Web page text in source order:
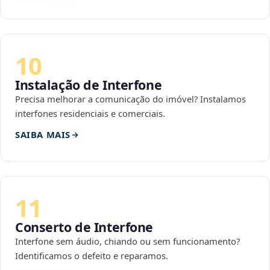
10
Instalação de Interfone
Precisa melhorar a comunicação do imóvel? Instalamos
interfones residenciais e comerciais.
SAIBA MAIS
11
Conserto de Interfone
Interfone sem áudio, chiando ou sem funcionamento?
Identificamos o defeito e reparamos.